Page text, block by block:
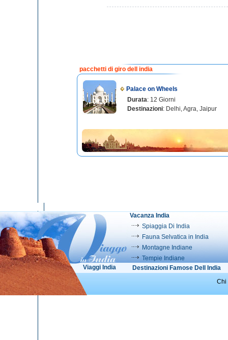
pacchetti di giro dell india
Palace on Wheels
Durata: 12 Giorni
Destinazioni: Delhi, Agra, Jaipur
Vacanza India
Spiaggia Di India
Fauna Selvatica in India
Montagne Indiane
Tempie Indiane
Viaggi India
Destinazioni Famose Dell India
Chi